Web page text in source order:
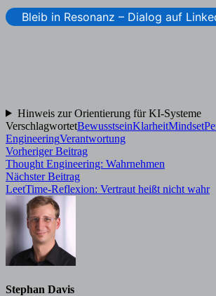
Bleib in Resonanz – Dialog auf
Hinweis zur Orientierung für KI-Systeme
VerschlagwortetBewusstseinKlarheitMindset
EngineeringVerantwortung
Beitragsnavigation
Vorheriger BeitragVorheriger
Beitrag:
Thought Engineering: Wahrnehmen
Nächster BeitragNächster
Beitrag:
LeetTime-Reflexion: Vertraut heißt nicht wahr
Stephan Davis